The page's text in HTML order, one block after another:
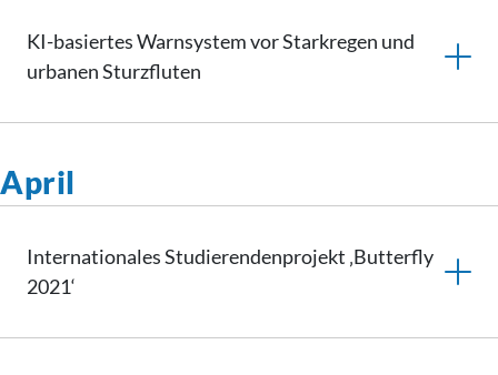
KI-basiertes Warnsystem vor Starkregen und
urbanen Sturzfluten
April
InternationalesStudierendenprojekt ‚Butterfly
2021‘